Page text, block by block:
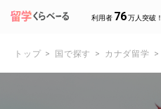
利用者 76万人突破！
トップ 国で探す カナダ留学